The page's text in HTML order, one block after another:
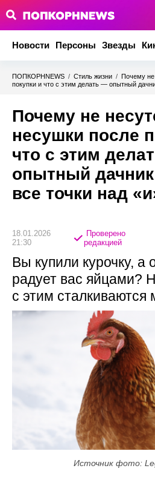
Новости Персоны Звезды
ПОПКОРНNEWS / Стиль жизни / Почему не
покупки и что с этим делать — опытный
Почему не
несушки после
что с этим
опытный
все точки над
18.01.2026
21:30
Проверено
редакцией
Вы купили курочку, а
радует вас яйцами?
с этим сталкиваются
Источник фото: